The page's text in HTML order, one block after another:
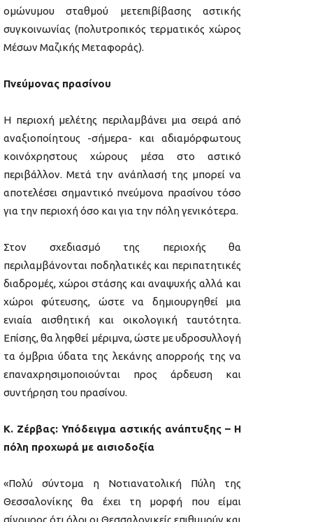
ομώνυμου σταθμού μετεπιβίβασης αστικής
συγκοινωνίας (πολυτροπικός τερματικός χώρος
Μέσων Μαζικής Μεταφοράς).
Πνεύμονας πρασίνου
Η περιοχή μελέτης περιλαμβάνει μια σειρά από
αναξιοποίητους -σήμερα- και αδιαμόρφωτους
κοινόχρηστους χώρους μέσα στο αστικό
περιβάλλον. Μετά την ανάπλασή της μπορεί να
αποτελέσει σημαντικό πνεύμονα πρασίνου τόσο
για την περιοχή όσο και για την πόλη γενικότερα.
Στον σχεδιασμό της περιοχής θα
περιλαμβάνονται ποδηλατικές και περιπατητικές
διαδρομές, χώροι στάσης και αναψυχής αλλά και
χώροι φύτευσης, ώστε να δημιουργηθεί μια
ενιαία αισθητική και οικολογική ταυτότητα.
Επίσης, θα ληφθεί μέριμνα, ώστε με υδροσυλλογή
τα όμβρια ύδατα της λεκάνης απορροής της να
επαναχρησιμοποιούνται προς άρδευση και
συντήρηση του πρασίνου.
Κ. Ζέρβας: Υπόδειγμα αστικής ανάπτυξης – Η
πόλη προχωρά με αισιοδοξία
«Πολύ σύντομα η Νοτιανατολική Πύλη της
Θεσσαλονίκης θα έχει τη μορφή που είμαι
σίγουρος ότι όλοι οι Θεσσαλονικείς επιθυμούν και